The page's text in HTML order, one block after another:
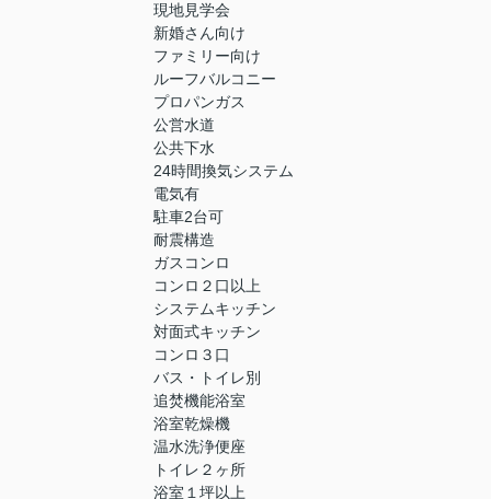
現地見学会
新婚さん向け
ファミリー向け
ルーフバルコニー
プロパンガス
公営水道
公共下水
24時間換気システム
電気有
駐車2台可
耐震構造
ガスコンロ
コンロ２口以上
システムキッチン
対面式キッチン
コンロ３口
バス・トイレ別
追焚機能浴室
浴室乾燥機
温水洗浄便座
トイレ２ヶ所
浴室１坪以上